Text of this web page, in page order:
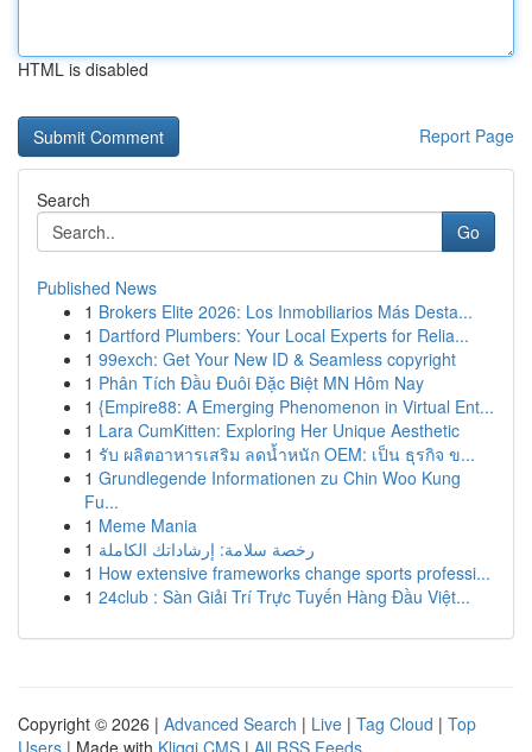
HTML is disabled
Report Page
Search
Go
Published News
1 Brokers Elite 2026: Los Inmobiliarios Más Desta...
1 Dartford Plumbers: Your Local Experts for Relia...
1 99exch: Get Your New ID & Seamless copyright
1 Phân Tích Đầu Đuôi Đặc Biệt MN Hôm Nay
1 {Empire88: A Emerging Phenomenon in Virtual Ent...
1 Lara CumKitten: Exploring Her Unique Aesthetic
1 รับ ผลิตอาหารเสริม ลดน้ำหนัก OEM: เป็น ธุรกิจ ข...
1 Grundlegende Informationen zu Chin Woo Kung
Fu...
1 Meme Mania
1 رخصة سلامة: إرشاداتك الكاملة
1 How extensive frameworks change sports professi...
1 24club : Sàn Giải Trí Trực Tuyến Hàng Đầu Việt...
Copyright © 2026 | Advanced Search | Live | Tag Cloud | Top
Users | Made with Kliqqi CMS | All RSS Feeds